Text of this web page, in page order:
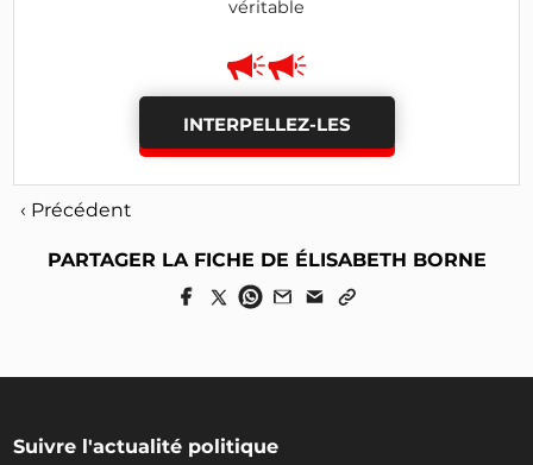
véritable
INTERPELLEZ-LES
‹ Précédent
PARTAGER LA FICHE DE ÉLISABETH BORNE
Suivre l'actualité politique